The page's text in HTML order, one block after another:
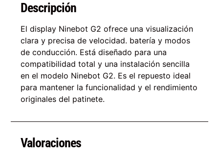
Descripción
El display Ninebot G2 ofrece una visualización
clara y precisa de velocidad. batería y modos
de conducción. Está diseñado para una
compatibilidad total y una instalación sencilla
en el modelo Ninebot G2. Es el repuesto ideal
para mantener la funcionalidad y el rendimiento
originales del patinete.
Valoraciones